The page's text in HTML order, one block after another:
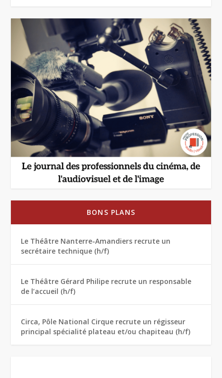
BONS PLANS
Le Théâtre Nanterre-Amandiers recrute un
secrétaire technique (h/f)
Le Théâtre Gérard Philipe recrute un responsable
de l’accueil (h/f)
Circa, Pôle National Cirque recrute un régisseur
principal spécialité plateau et/ou chapiteau (h/f)